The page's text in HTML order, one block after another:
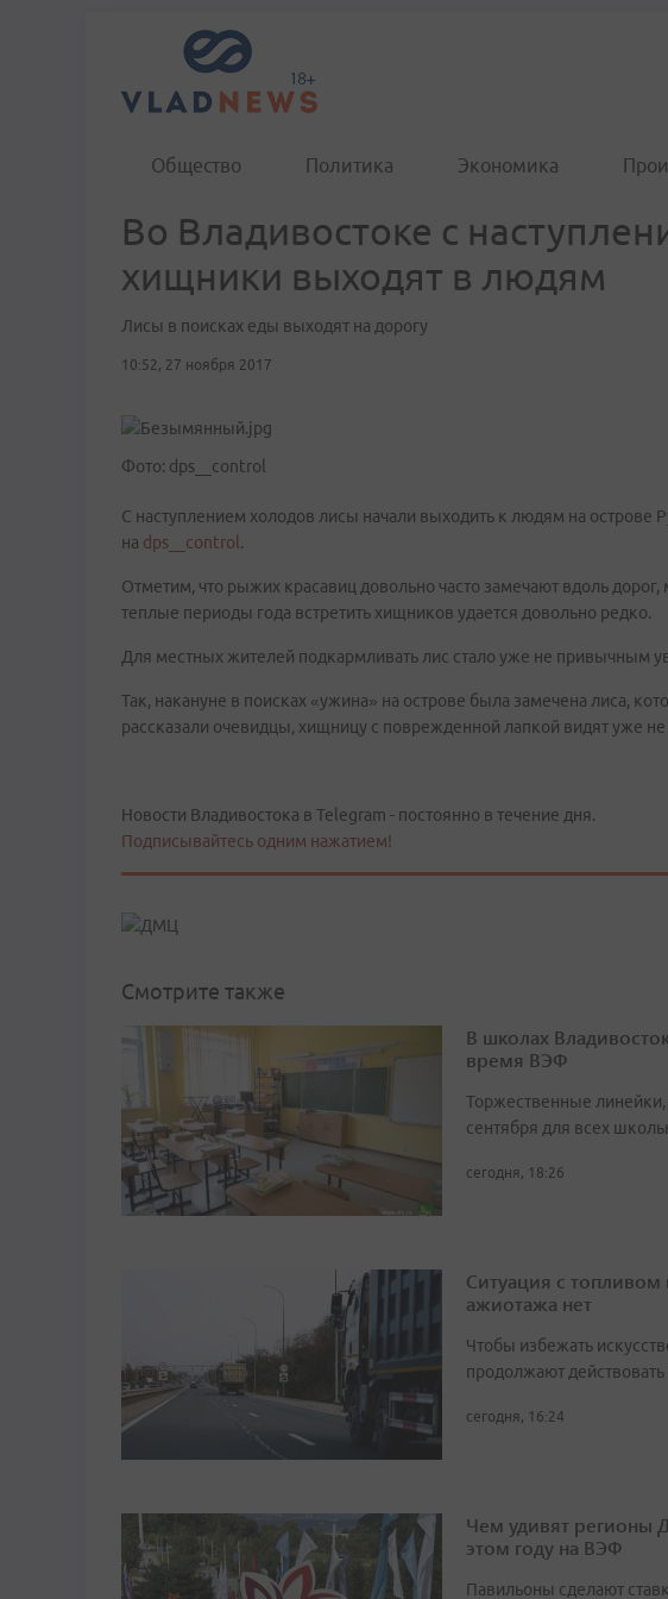
Общество Политика Экономика
Во Владивостоке с
хищники выходят в людям
Лисы в поисках еды выходят на дорогу
10:52, 27 ноября 2017
Фото: dps__control
С наступлением холодов лисы начали выходить к людям на острове
на dps__control .
Отметим, что рыжих красавиц довольно часто замечают вдоль
теплые периоды года встретить хищников удается довольно редко.
Для местных жителей подкармливать лис стало уже не привычным
Так, накануне в поисках «ужина» на острове была замечена лиса,
рассказали очевидцы, хищницу с поврежденной лапкой видят уже
Новости Владивостока в Telegram - постоянно в течение дня.
Подписывайтесь одним нажатием!
Смотрите также
В школах
время ВЭФ
Торжественные
сентября для всех
сегодня, 18:26
Ситуация с
ажиотажа нет
Чтобы избежать
продолжают
сегодня, 16:24
Чем удивят регионы
этом году на ВЭФ
Павильоны сделают